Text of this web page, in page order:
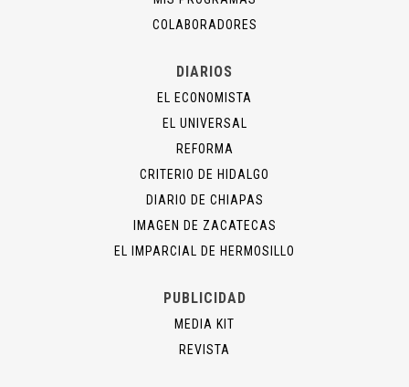
COLABORADORES
DIARIOS
EL ECONOMISTA
EL UNIVERSAL
REFORMA
CRITERIO DE HIDALGO
DIARIO DE CHIAPAS
IMAGEN DE ZACATECAS
EL IMPARCIAL DE HERMOSILLO
PUBLICIDAD
MEDIA KIT
REVISTA